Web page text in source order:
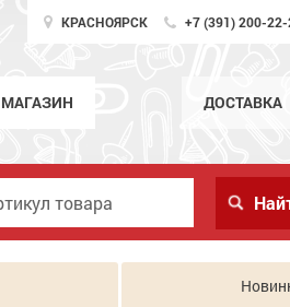
КРАСНОЯРСК +7 (391) 200-22-
МАГАЗИН ДОСТАВКА